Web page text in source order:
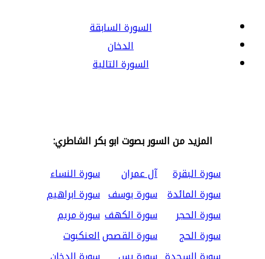
السورة السابقة
الدخان
السورة التالية
المزيد من السور بصوت ابو بكر الشاطري:
سورة البقرة
آل عمران
سورة النساء
سورة المائدة سورة يوسف سورة ابراهيم
سورة الحجر
سورة الكهف سورة مريم
سورة الحج
سورة القصصالعنكبوت